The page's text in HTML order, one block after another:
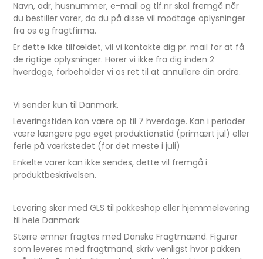
Navn, adr, husnummer, e-mail og tlf.nr skal fremgå når
du bestiller varer, da du på disse vil modtage oplysninger
fra os og fragtfirma.
Er dette ikke tilfældet, vil vi kontakte dig pr. mail for at få
de rigtige oplysninger. Hører vi ikke fra dig inden 2
hverdage, forbeholder vi os ret til at annullere din ordre.
Vi sender kun til Danmark.
Leveringstiden kan være op til 7 hverdage. Kan i perioder
være længere pga øget produktionstid (primært jul) eller
ferie på værkstedet (for det meste i juli)
Enkelte varer kan ikke sendes, dette vil fremgå i
produktbeskrivelsen.
Levering sker med GLS til pakkeshop eller hjemmelevering
til hele Danmark
Større emner fragtes med Danske Fragtmænd. Figurer
som leveres med fragtmand, skriv venligst hvor pakken